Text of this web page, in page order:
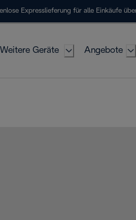
Expresslieferung für alle Einkäufe
Weitere Geräte Angebote